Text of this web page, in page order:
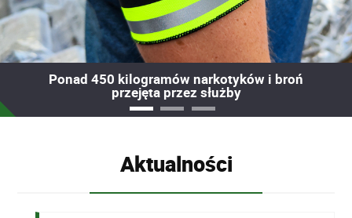
Ponad 450 kilogramów narkotyków i broń
przejęta przez służby
Aktualności